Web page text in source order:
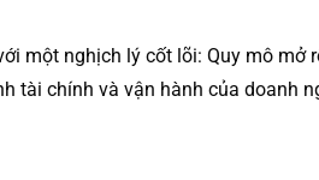
một nghịch lý cốt lõi: Quy mô mở
tài chính và vận hành của doanh